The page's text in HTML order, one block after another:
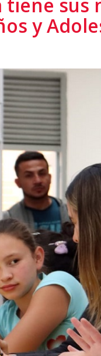
y